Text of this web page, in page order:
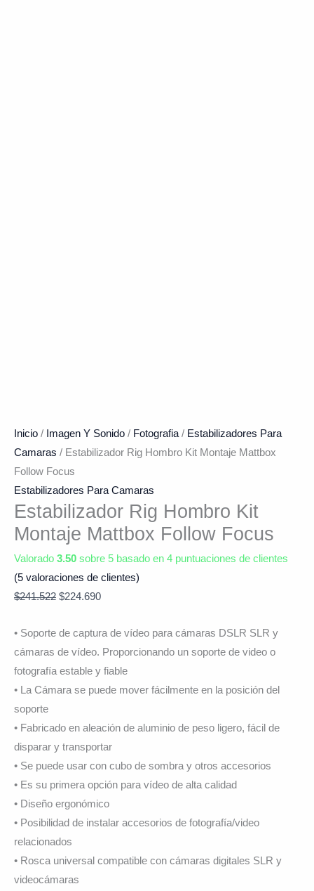
Inicio / Imagen Y Sonido / Fotografia/ Estabilizadores Para
Camaras / Estabilizador Rig Hombro Kit Montaje Mattbox
Follow Focus
Estabilizadores Para Camaras
Estabilizador Rig Hombro Kit
Montaje Mattbox Follow Focus
Valorado 3.50 sobre 5 basado en 4 puntuaciones de clientes
(5 valoraciones de clientes)
$241.522 $224.690
• Soporte de captura de vídeo para cámaras DSLR SLR y
cámaras de vídeo. Proporcionando un soporte de video o
fotografía estable y fiable
• La Cámara se puede mover fácilmente en la posición del
soporte
• Fabricado en aleación de aluminio de peso ligero, fácil de
disparar y transportar
• Se puede usar con cubo de sombra y otros accesorios
• Es su primera opción para vídeo de alta calidad
• Diseño ergonómico
• Posibilidad de instalar accesorios de fotografía/video
relacionados
• Rosca universal compatible con cámaras digitales SLR y
videocámaras